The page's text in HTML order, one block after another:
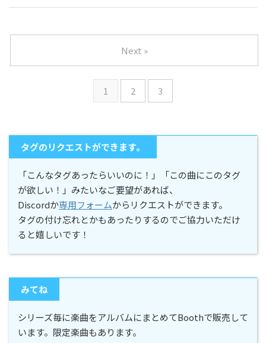
1 2 3
Next »
タグのリクエストができます。
「こんなタグあったらいいのに！」「この曲にこのタグ
が欲しい！」みたいなご要望があれば、
Discordか専用フォームからリクエストができます。
タグの付け忘れとかもあったりするのでご協力いただけ
ると嬉しいです！
みてね
シリーズ毎に楽曲をアルバムにまとめてBoothで販売して
います。限定楽曲もあります。